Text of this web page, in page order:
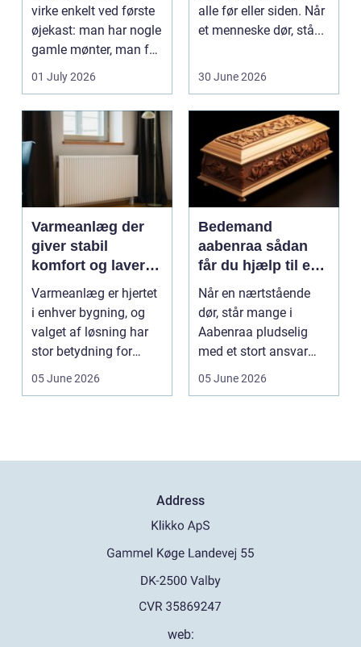
virke enkelt ved første
øjekast: man har nogle
gamle mønter, man får
dem vurderet...
01 July 2026
alle før eller siden. Når
et menneske dør, stå...
30 June 2026
Varmeanlæg der
giver stabil
komfort og lavere
energiregning
Varmeanlæg er hjertet
i enhver bygning, og
valget af løsning har
stor betydning for
b&a...
05 June 2026
Bedemand
aabenraa sådan
får du hjælp til en
værdig afsked
Når en nærtstående
dør, står mange i
Aabenraa pludselig
med et stort ansvar
midt i sorgen.
05 June 2026
Address
web: